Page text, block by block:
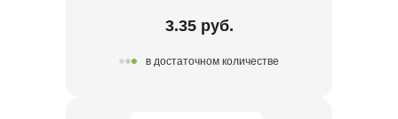
3.35 руб.
в достаточном количестве